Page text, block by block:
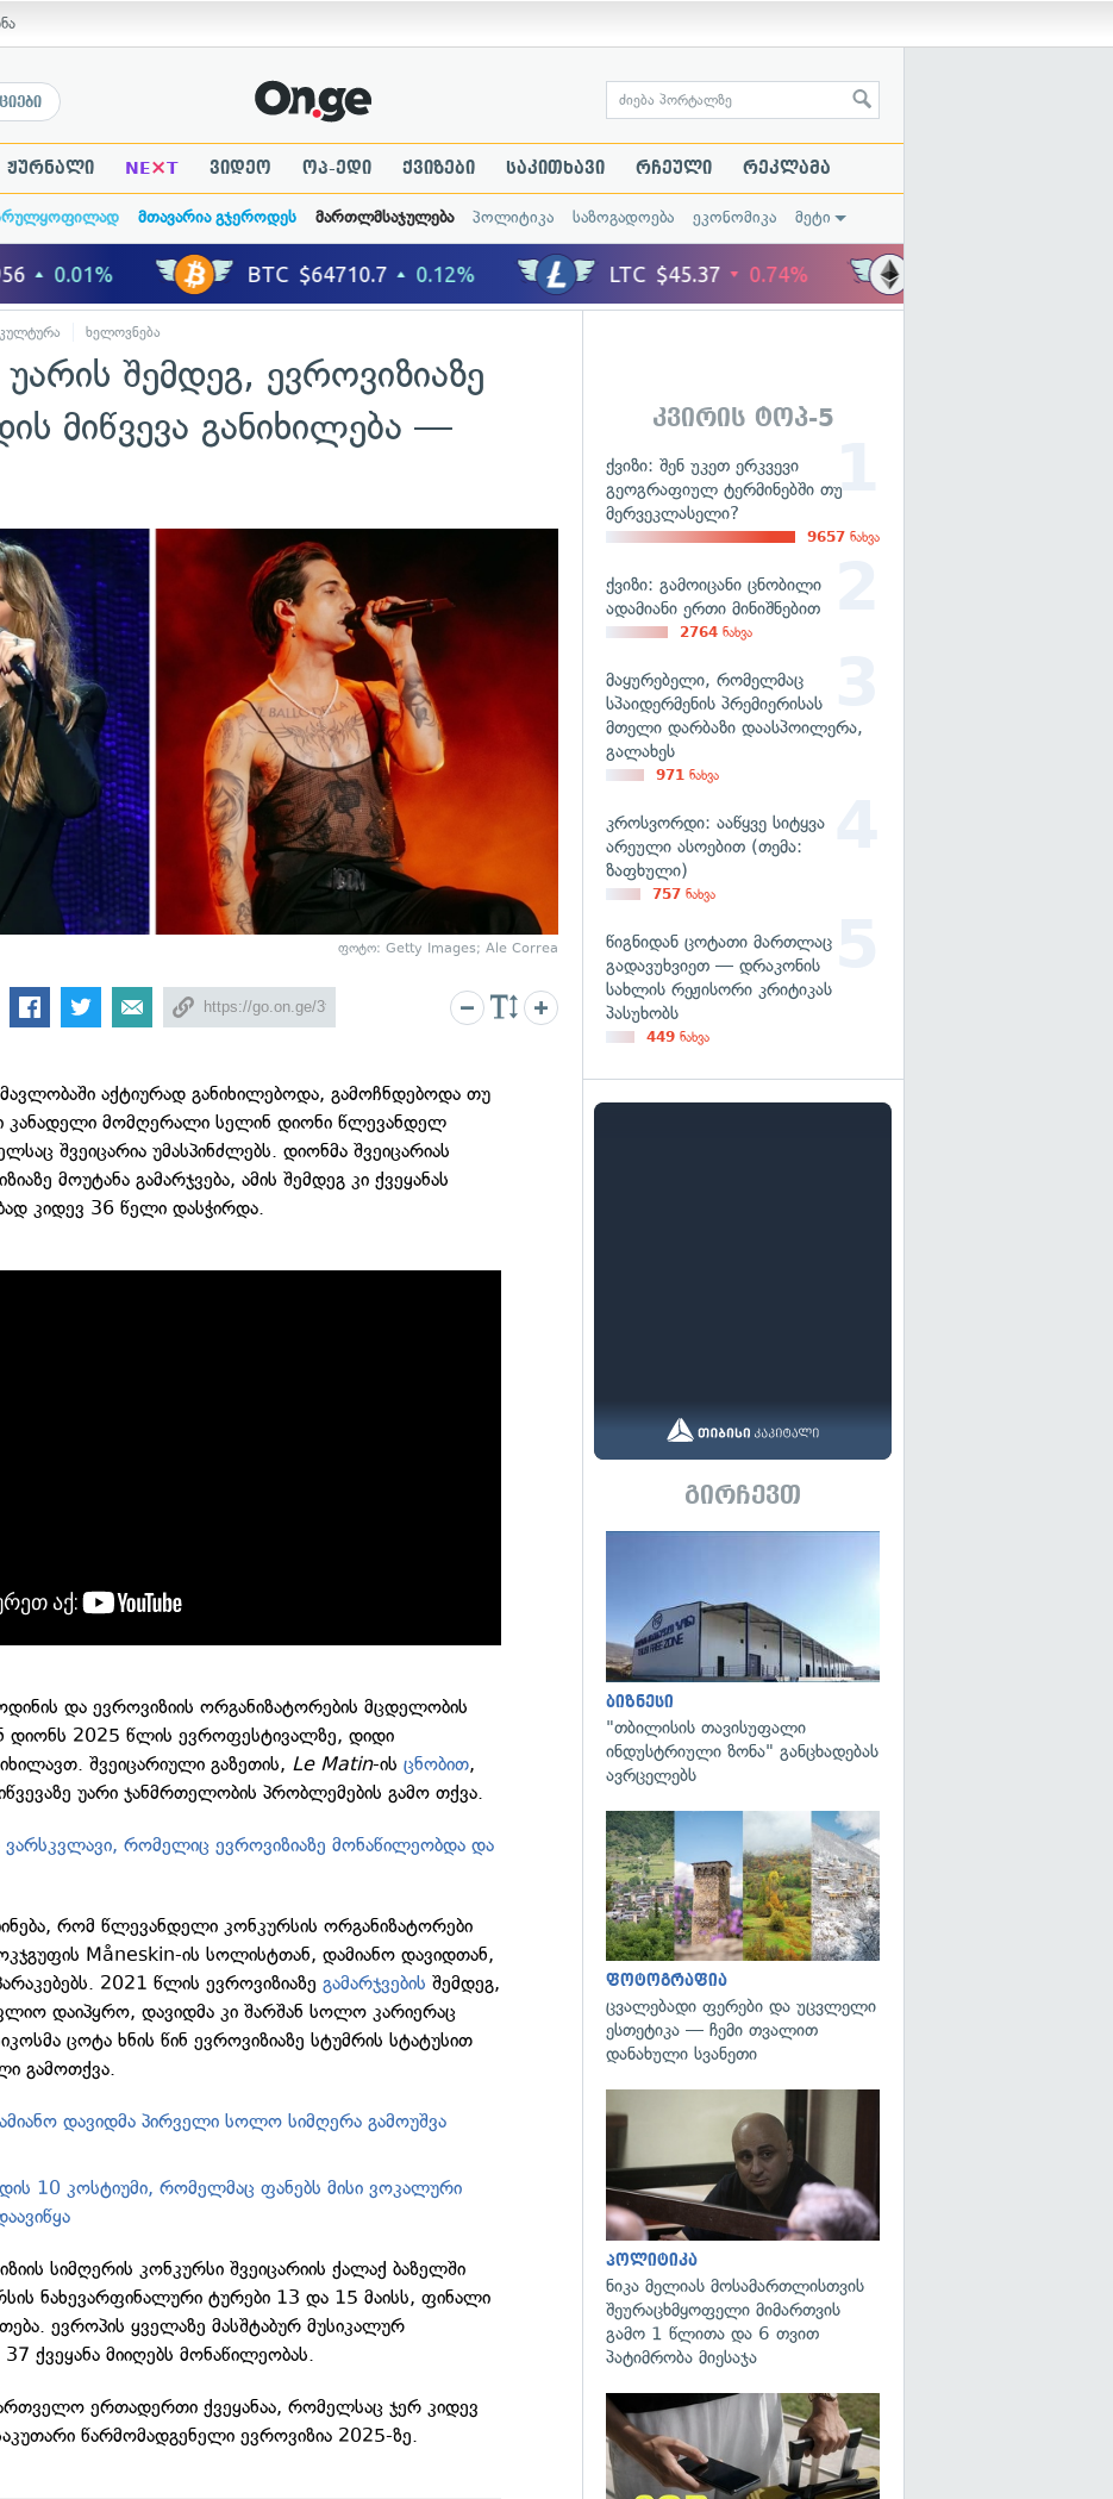
ჟურნალი NE×T ვიდეო ოპ-ედი ქვიზები საკითხავი რჩეული რეკლამა
მთავარია გჯეროდეს მართლმსაჯულება პოლიტიკა საზოგადოება ეკონომიკა მეტი
კულტურა ხელოვნება
შემდეგ, ევროვიზიაზე
მიწვევა განიხილება —
ფოტო: Getty Images; Ale Correa
აქტიურად განიხილებოდა, გამოჩნდებოდა თუ
კანადელი მომღერალი სელინ დიონი წლევანდელ
შვეიცარია უმასპინძლებს. დიონმა შვეიცარიას
მოუტანა გამარჯვება, ამის შემდეგ კი ქვეყანას
კიდევ 36 წელი დასჭირდა.
და ევროვიზიის ორგანიზატორების მცდელობის
დიონს 2025 წლის ევროფესტივალზე, დიდი
შვეიცარიული გაზეთის, Le Matin-ისცნობით,
უარი ჯანმრთელობის პრობლემების გამო თქვა.
რომელიც ევროვიზიაზე მონაწილეობდა და
რომ წლევანდელი კონკურსის ორგანიზატორები
Måneskin-ის სოლისტთან, დამიანო დავიდთან,
2021 წლის ევროვიზიაზეგამარჯვების შემდეგ,
დაიპყრო, დავიდმა კი შარშან სოლო კარიერაც
ცოტა ხნის წინ ევროვიზიაზე სტუმრის სტატუსით
გამოთქვა.
დავიდმა პირველი სოლო სიმღერა გამოუშვა
10 კოსტიუმი, რომელმაც ფანებს მისი ვოკალური
სიმღერის კონკურსი შვეიცარიის ქალაქ ბაზელში
ნახევარფინალური ტურები 13 და 15 მაისს, ფინალი
ევროპის ყველაზე მასშტაბურ მუსიკალურ
ქვეყანა მიიღებს მონაწილეობას.
ერთადერთი ქვეყანაა, რომელსაც ჯერ კიდევ
წარმომადგენელი ევროვიზია 2025-ზე.
კვირის ტოპ-5
ქვიზი: შენ უკეთ ერკვევი
გეოგრაფიულ ტერმინებში თუ
მერვეკლასელი?
9657 ნახვა
ქვიზი: გამოიცანი ცნობილი
ადამიანი ერთი მინიშნებით
2764 ნახვა
მაყურებელი, რომელმაც
სპაიდერმენის პრემიერისას
მთელი დარბაზი დაასპოილერა,
გალახეს
971 ნახვა
კროსვორდი: ააწყვე სიტყვა
არეული ასოებით (თემა:
ზაფხული)
757 ნახვა
წიგნიდან ცოტათი მართლაც
გადავუხვიეთ — დრაკონის
სახლის რეჟისორი კრიტიკას
პასუხობს
449 ნახვა
გირჩევთ
ბიზნესი
"თბილისის თავისუფალი
ინდუსტრიული ზონა" განცხადებას
ავრცელებს
ფოტოგრაფია
ცვალებადი ფერები და უცვლელი
ესთეტიკა — ჩემი თვალით
დანახული სვანეთი
პოლიტიკა
ნიკა მელიას მოსამართლისთვის
შეურაცხმყოფელი მიმართვის
გამო 1 წლითა და 6 თვით
პატიმრობა მიესაჯა